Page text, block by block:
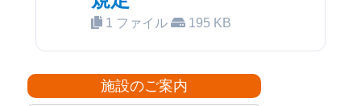
1 ファイル 195 KB
施設のご案内